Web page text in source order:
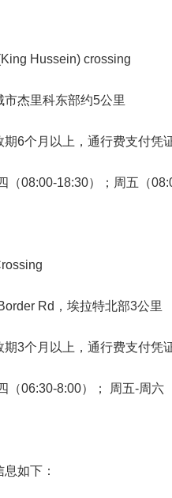
Hussein) crossing
杰里科东部约5公里
6个月以上，通行费支付凭
（08:00-18:30）；周五（
Rd，埃拉特北部3公里
3个月以上，通行费支付凭
（06:30-8:00）； 周五-周
如下：